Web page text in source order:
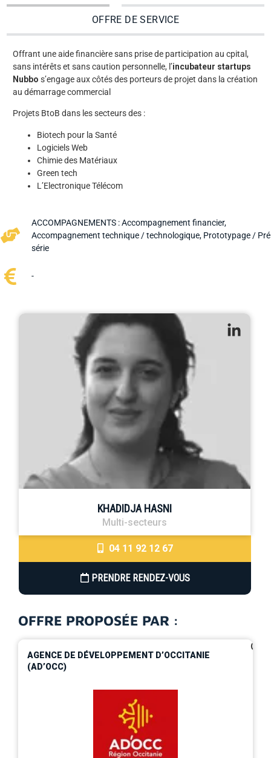
OFFRE DE SERVICE
Offrant une aide financière sans prise de participation au cpital,
sans intérêts et sans caution personnelle, l’incubateur startups
Nubbo s’engage aux côtés des porteurs de projet dans la création
au démarrage commercial
Projets BtoB dans les secteurs des :
Biotech pour la Santé
Logiciels Web
Chimie des Matériaux
Green tech
L’Electronique Télécom
ACCOMPAGNEMENTS :Accompagnement financier,
Accompagnement technique / technologique, Prototypage / Pré
série
-
KHADIDJA HASNI
Multi-secteurs
04 11 92 12 67
PRENDRE RENDEZ-VOUS
OFFRE PROPOSÉE PAR :
AGENCE DE DÉVELOPPEMENT D’OCCITANIE
(AD’OCC)
0